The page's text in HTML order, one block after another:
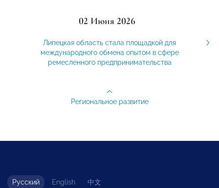
02 Июня 2026
Липецкая область стала площадкой для
международного обмена опытом в сфере
ремесленного предпринимательства
Региональное развитие
Русский English 中文